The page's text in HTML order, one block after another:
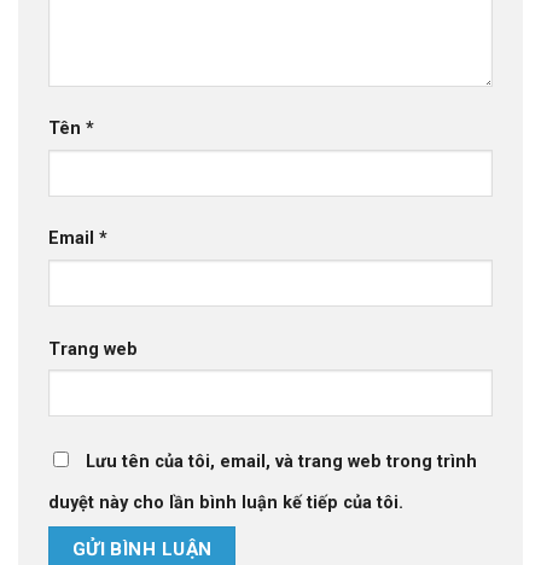
Tên *
Email *
Trang web
Lưu tên của tôi, email, và trang web trong trình
duyệt này cho lần bình luận kế tiếp của tôi.